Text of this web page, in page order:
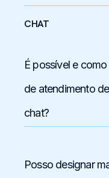
CHAT
É possível e
de atendimento
chat?
Posso designar